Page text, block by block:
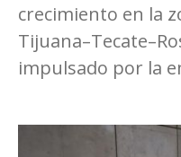
crecimiento en la
impulsado por la